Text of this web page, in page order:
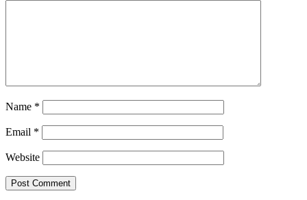
Name *
Email *
Website